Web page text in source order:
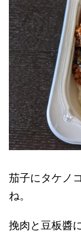
茄子にタケノ
ね。
挽肉と豆板醬